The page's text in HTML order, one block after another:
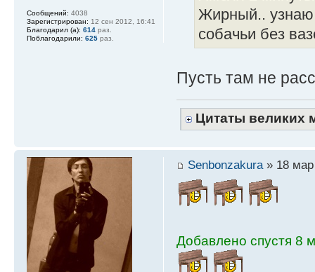
Жирный..
собачьи без
Пусть там не
Цитаты великих
Сообщений: 4038
Зарегистрирован: 12 сен 2012, 16:41
Благодарил (а): 614 раз.
Поблагодарили: 625 раз.
Senbonzakura» 18 мар
Добавлено спустя 8